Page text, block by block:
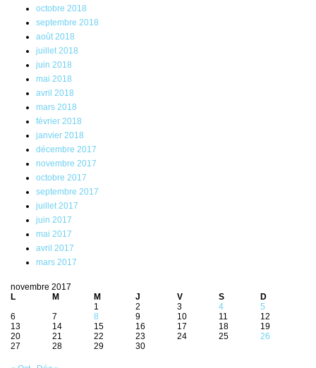
octobre 2018
septembre 2018
août 2018
juillet 2018
juin 2018
mai 2018
avril 2018
mars 2018
février 2018
janvier 2018
décembre 2017
novembre 2017
octobre 2017
septembre 2017
juillet 2017
juin 2017
mai 2017
avril 2017
mars 2017
novembre 2017
L
M M J V S
D
1
2 3 4
5
6
7 8 9 10 11
12
13
14 15 16 17 18
19
20
21 22 23 24 25
26
27
28 29 30